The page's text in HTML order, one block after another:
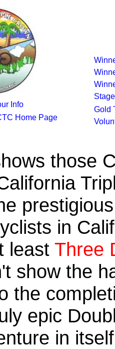
Info
Home Page
Gold
those
in
least Three
show the
the
epic
in